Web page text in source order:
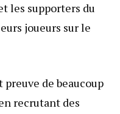
les supporters du
joueurs sur le
de beaucoup
recrutant des